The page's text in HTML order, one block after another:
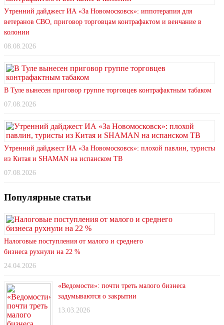
Утренний дайджест ИА «За Новомосковск»: иппотерапия для
ветеранов СВО, приговор торговцам контрафактом и венчание в
колонии
08.08.2026
В Туле вынесен приговор группе торговцев контрафактным табаком
07.08.2026
Утренний дайджест ИА «За Новомосковск»: плохой павлин, туристы
из Китая и SHAMAN на испанском ТВ
07.08.2026
Популярные статьи
Налоговые поступления от малого и среднего
бизнеса рухнули на 22 %
24.04.2026
«Ведомости»: почти треть малого бизнеса
задумываются о закрытии
13.03.2026